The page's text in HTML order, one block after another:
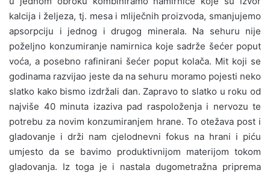
kalcija i željeza, tj. mesa i mliječnih proizvoda, smanjujemo
apsorpciju i jednog i drugog minerala. Na sehuru nije
poželjno konzumiranje namirnica koje sadrže šećer poput
voća, a posebno rafinirani šećer poput kolača. Mit koji se
godinama razvijao jeste da na sehuru moramo pojesti neko
slatko kako bismo izdržali dan. Zapravo to slatko u roku od
najviše 40 minuta izaziva pad raspoloženja i nervozu te
potrebu za novim konzumiranjem hrane. To otežava post i
gladovanje i drži nam cjelodnevni fokus na hrani i piću
umjesto da se bavimo produktivnijom materijom tokom
gladovanja. Iz toga je i nastala dugometražna priprema